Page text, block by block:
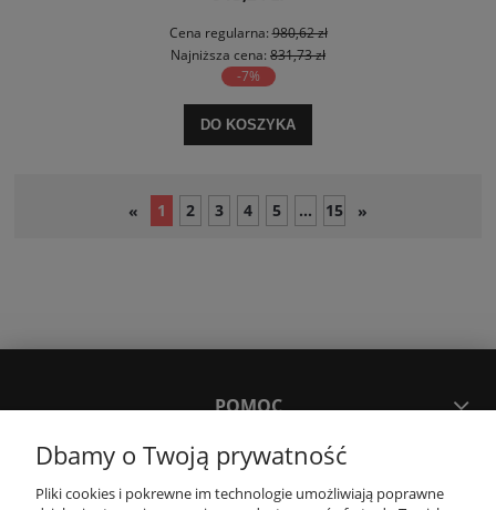
Cena regularna:980,62 zł
Najniższa cena: 831,73 zł
-7%
DO KOSZYKA
« 1 2 3 4 5 ... 15 »
POMOC
MOJE KONTO
Dbamy o Twoją prywatność
Pliki cookies i pokrewne im technologie umożliwiają poprawne